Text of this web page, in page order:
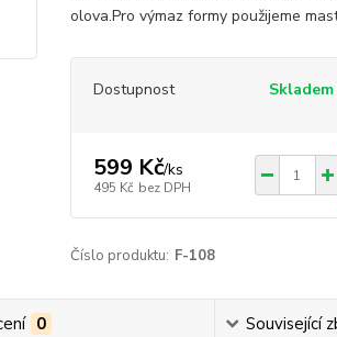
olova.Pro výmaz formy použijeme
Dostupnost Skladem
599 Kč/ks
495 Kč bez DPH
Číslo produktu: F-108
0 Související